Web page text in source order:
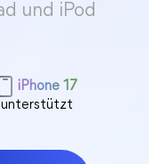
und iPod
iPhone 17
unterstützt